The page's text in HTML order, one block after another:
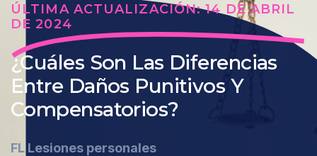
ÚLTIMA ACTUALIZACIÓN: 14 DE ABRIL
DE 2024
¿Cuáles Son Las Diferencias
Entre Daños Punitivos Y
Compensatorios?
FL Lesiones personales